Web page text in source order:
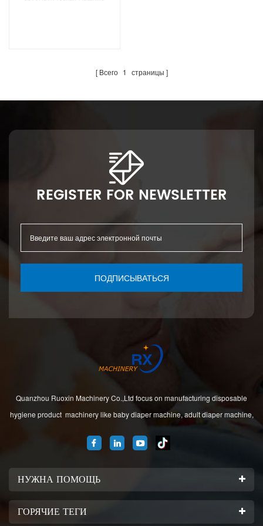
Всего 1 страницы
REGISTER FOR NEWSLETTER
ПОДПИСЫВАТЬСЯ
Quanzhou Ruoxin Machinery Co.,Ltd focus on manufacturing disposable
hygiene product machinery like baby diaper machine, adult diaper machine,
Fujian Province, China. And our company
НУЖНА ПОМОЩЬ
ГОРЯЧИЕ ТЕГИ